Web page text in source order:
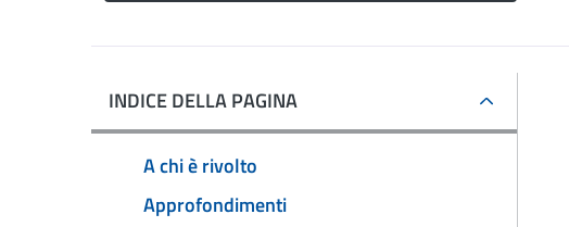
INDICE DELLA PAGINA
A chi è rivolto
Approfondimenti